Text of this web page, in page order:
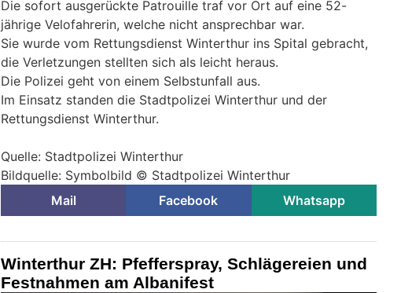
Die sofort ausgerückte Patrouille traf vor Ort auf eine 52-
jährige Velofahrerin, welche nicht ansprechbar war.
Sie wurde vom Rettungsdienst Winterthur ins Spital gebracht,
die Verletzungen stellten sich als leicht heraus.
Die Polizei geht von einem Selbstunfall aus.
Im Einsatz standen die Stadtpolizei Winterthur und der
Rettungsdienst Winterthur.
Quelle: Stadtpolizei Winterthur
Bildquelle: Symbolbild © Stadtpolizei Winterthur
Mail
Facebook Whatsapp
Winterthur ZH: Pfefferspray, Schlägereien und
Festnahmen am Albanifest